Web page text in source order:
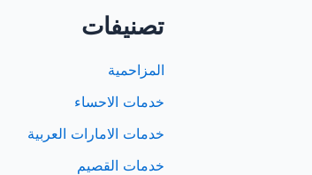
تصنيفات
المزاحمية
خدمات الاحساء
خدمات الامارات العربية
خدمات القصيم